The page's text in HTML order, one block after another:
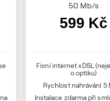
50 Mb/s
599 Kč
Fixní internet xDSL
o optiku)
Rychlost nahrávání 5
Instalace zdarma při